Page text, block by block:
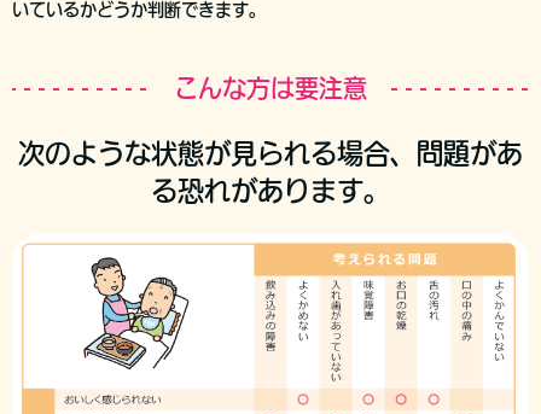
いているかどうか判断できます。
こんな方は要注意
次のような状態が見られる場合、問題があ
る恐れがあります。